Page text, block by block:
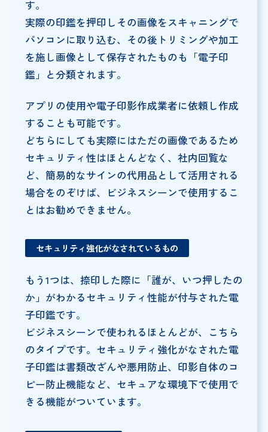
す。
実際の印鑑を押印しその画像をスキャニングで
パソコンに取り込む、その後トリミングや加工
を施し画像として保存されたものも「電子印
鑑」と分類されます。
アプリの使用や電子印影作成業者に依頼し作成
することも可能です。
どちらにしても実際にはただの画像であるため
セキュリティ性はほとんどなく、社内回覧な
ど、簡易的なサインの代用品として活用される
場合をのぞけば、ビジネスシーンで使用するこ
とはお勧めできません。
セキュリティ強化がなされているもの
もう1つは、捺印した際に「誰が、いつ押したの
か」がわかるセキュリティ性能が付与された電
子印鑑です。
ビジネスシーンで使われるほとんどが、こちら
のタイプです。セキュリティ強化がなされた電
子印鑑は書類改ざんや悪用防止、印影自体のコ
ピー防止機能など、セキュアな環境下で使用で
きる機能がついています。